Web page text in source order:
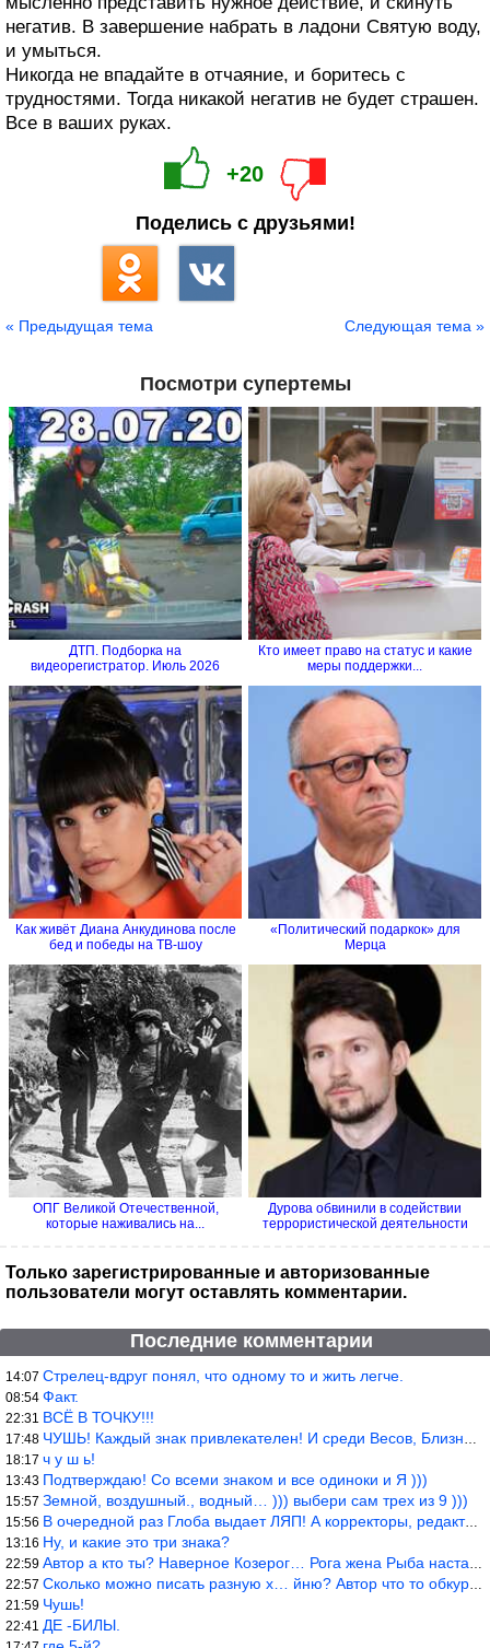
негатив. В завершение набрать в ладони Святую воду,
и умыться.
Никогда не впадайте в отчаяние, и боритесь с
трудностями. Тогда никакой негатив не будет страшен.
Все в ваших руках.
+20
Поделись с друзьями!
« Предыдущая тема Следующая тема »
Посмотри супертемы
ДТП. Подборка на
видеорегистратор. Июль 2026
Кто имеет право на статус и какие
меры поддержки...
Как живёт Диана Анкудинова после
бед и победы на ТВ-шоу
«Политический подаркок» для
Мерца
ОПГ Великой Отечественной,
которые наживались на...
Дурова обвинили в содействии
террористической деятельности
Только зарегистрированные и авторизованные
пользователи могут оставлять комментарии.
Последние комментарии
14:07 Стрелец-вдруг понял, что одному то и жить легче.
08:54 Факт.
22:31 ВСЁ В ТОЧКУ!!!
17:48 ЧУШЬ! Каждый знак привлекателен! И среди Весов, Близнецов встреч
18:17 ч у ш ь!
13:43 Подтверждаю! Со всеми знаком и все одиноки и Я )))
15:57 Земной, воздушный., водный… ))) выбери сам трех из 9 )))
15:56 В очередной раз Глоба выдает ЛЯП! А корректоры, редакторы пропус
13:16 Ну, и какие это три знака?
22:59 Автор а кто ты? Наверное Козерог… Рога жена Рыба наставила ))
22:57 Сколько можно писать разную х… йню? Автор что то обкурился?
21:59 Чушь!
22:41 ДЕ -БИЛЫ.